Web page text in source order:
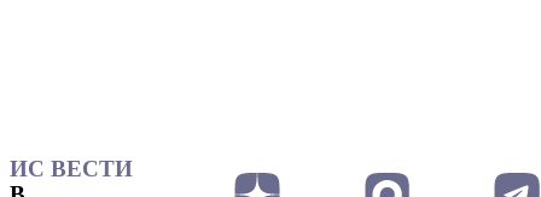
ИС ВЕСТИ